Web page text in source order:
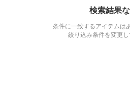
検索結果
条件に一致するアイテムは
絞り込み条件を変更